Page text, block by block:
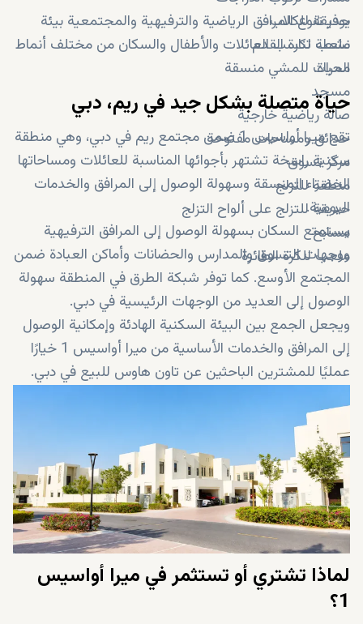
حديقة للكلاب
ملعب لكرة القدم
ممرات للمشي منسقة
مسجد
صالة رياضية خارجية
حدائق ومساحات مفتوحة
مركز تسوق
منطقة للتزلج
حديقة للتزلج على ألواح التزلج
مسابح
ملعب للكرة الطائرة
يوفر تنوع المرافق الرياضية والترفيهية والمجتمعية بيئة
نشطة تناسب العائلات والأطفال والسكان من مختلف أنماط
الحياة.
حياة متصلة بشكل جيد في ريم، دبي
تقع ميرا أواسيس 1 ضمن مجتمع ريم في دبي، وهي منطقة
سكنية راسخة تشتهر بأجوائها المناسبة للعائلات ومساحاتها
الخضراء المنسقة وسهولة الوصول إلى المرافق والخدمات
اليومية.
يستمتع السكان بسهولة الوصول إلى المرافق الترفيهية
ووجهات التسوق والمدارس والحضانات وأماكن العبادة ضمن
المجتمع الأوسع. كما توفر شبكة الطرق في المنطقة سهولة
الوصول إلى العديد من الوجهات الرئيسية في دبي.
ويجعل الجمع بين البيئة السكنية الهادئة وإمكانية الوصول
إلى المرافق والخدمات الأساسية من ميرا أواسيس 1 خيارًا
عمليًا للمشترين الباحثين عن تاون هاوس للبيع في دبي.
لماذا تشتري أو تستثمر في ميرا أواسيس
1؟